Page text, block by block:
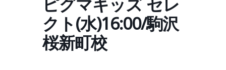
クト(水)16:00/駒沢
桜新町校